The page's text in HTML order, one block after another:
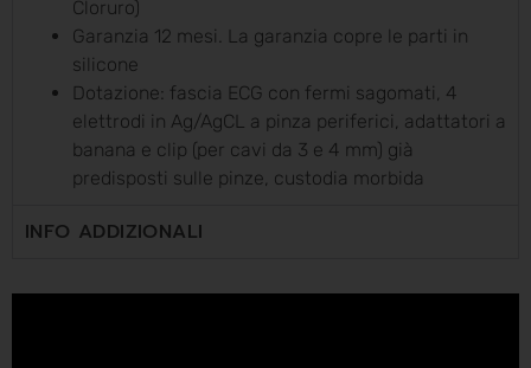
Cloruro)
Garanzia 12 mesi. La garanzia copre le parti in
silicone
Dotazione: fascia ECG con fermi sagomati, 4
elettrodi in Ag/AgCL a pinza periferici, adattatori a
banana e clip (per cavi da 3 e 4 mm) già
predisposti sulle pinze, custodia morbida
INFO ADDIZIONALI